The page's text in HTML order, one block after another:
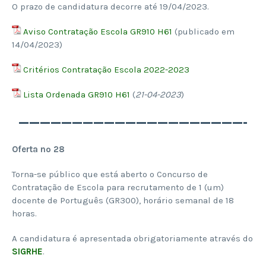
O prazo de candidatura decorre até 19/04/2023.
Aviso Contratação Escola GR910 H61 (publicado em
14/04/2023)
Critérios Contratação Escola 2022-2023
Lista Ordenada GR910 H61 (21-04-2023)
—————————————————————-
Oferta nº 28
Torna-se público que está aberto o Concurso de
Contratação de Escola para recrutamento de 1 (um)
docente de Português (GR300), horário semanal de 18
horas.
A candidatura é apresentada obrigatoriamente através do
SIGRHE.